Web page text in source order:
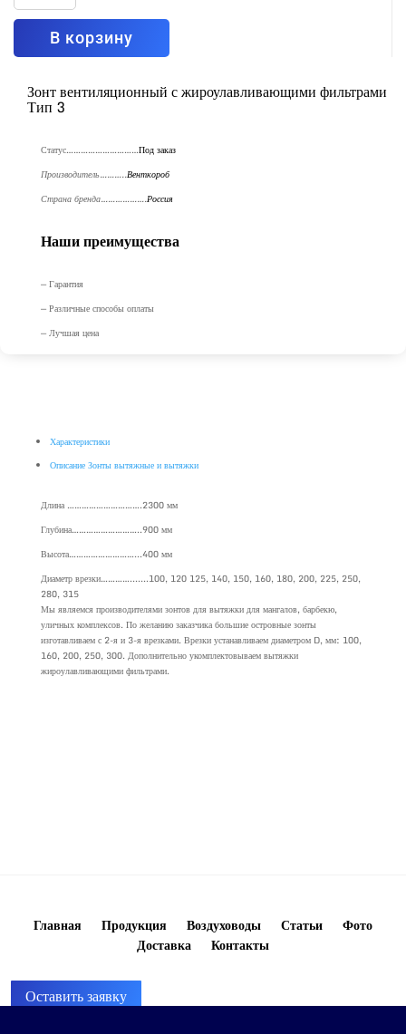
пристенный
открытый
фильтром-
жироуловителем
В корзину
Зонт вентиляционный с жироулавливающими фильтрами
Тип 3
Статус…………………………Под заказ
Производитель………..Венткороб
Страна бренда……………….Россия
Наши преимущества
— Гарантия
— Различные способы оплаты
— Лучшая цена
Характеристики
Описание Зонты вытяжные и вытяжки
Длина ………………………….2300 мм
Глубина………………………..900 мм
Высота………………………...400 мм
Диаметр врезки………….......100, 120 125, 140, 150, 160, 180, 200, 225, 250,
280, 315
Мы являемся производителями зонтов для вытяжки для мангалов, барбекю,
уличных комплексов. По желанию заказчика большие островные зонты
изготавливаем с 2-я и 3-я врезками. Врезки устанавливаем диаметром D, мм: 100,
160, 200, 250, 300. Дополнительно укомплектовываем вытяжки
жироулавливающими фильтрами.
Главная Продукция Воздуховоды Статьи
Фото
Доставка
Контакты
Оставить заявку